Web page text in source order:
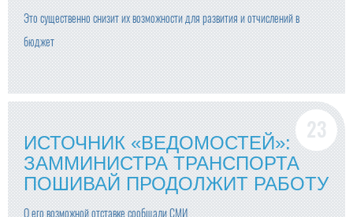
Это существенно снизит их возможности для развития и отчислений в
бюджет
ИСТОЧНИК «ВЕДОМОСТЕЙ»:
ЗАММИНИСТРА ТРАНСПОРТА
ПОШИВАЙ ПРОДОЛЖИТ РАБОТУ
О его возможной отставке сообщали СМИ